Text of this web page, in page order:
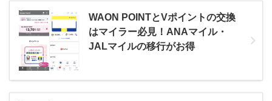
WAON POINTとVポイントの交換
はマイラー必見！ANAマイル・
JALマイルの移行がお得